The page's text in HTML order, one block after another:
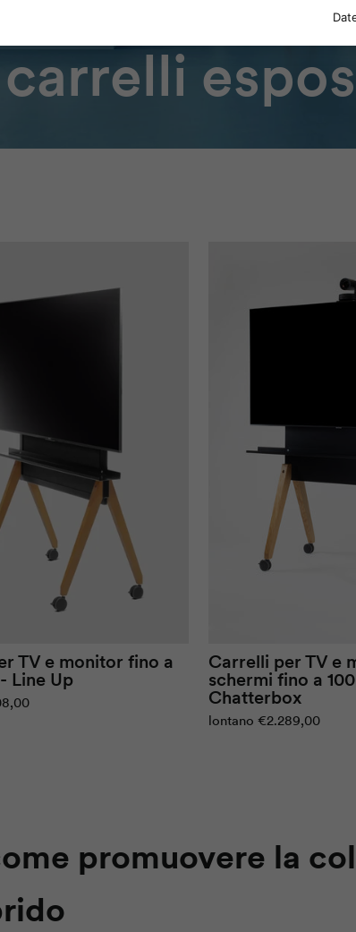
TV e monitor fino a
Line Up
Carrelli per TV e
schermi fino a
Chatterbox
lontano €2.289,00
promuovere la